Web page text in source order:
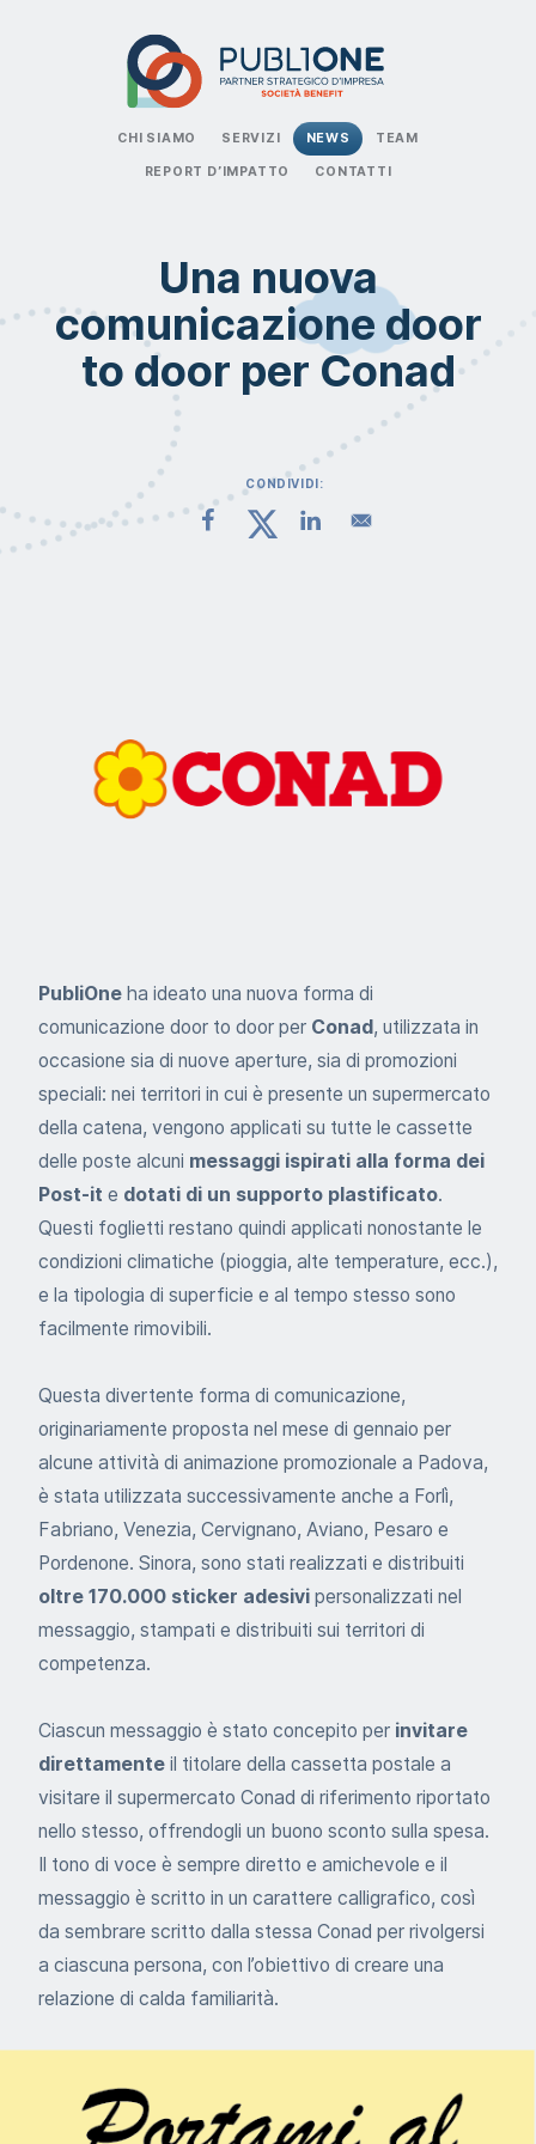
CHI SIAMO SERVIZI NEWS TEAM
REPORT D’IMPATTO CONTATTI
Una nuova
comunicazione door
to door per Conad
CONDIVIDI:
PubliOne ha ideato una nuova forma di
comunicazione door to door per Conad , utilizzata in
occasione sia di nuove aperture, sia di promozioni
speciali: nei territori in cui è presente un supermercato
della catena, vengono applicati su tutte le cassette
delle poste alcuni messaggi ispirati alla forma dei
Post-it e dotati di un supporto plastificato.
Questi foglietti restano quindi applicati nonostante le
condizioni climatiche (pioggia, alte temperature, ecc.),
e la tipologia di superficie e al tempo stesso sono
facilmente rimovibili.
Questa divertente forma di comunicazione,
originariamente proposta nel mese di gennaio per
alcune attività di animazione promozionale a Padova,
è stata utilizzata successivamente anche a Forlì,
Fabriano, Venezia, Cervignano, Aviano, Pesaro e
Pordenone. Sinora, sono stati realizzati e distribuiti
oltre 170.000 sticker adesivi personalizzati nel
messaggio, stampati e distribuiti sui territori di
competenza.
Ciascun messaggio è stato concepito per invitare
direttamenteil titolare della cassetta postale a
visitare il supermercato Conad di riferimento riportato
nello stesso, offrendogli un buono sconto sulla spesa.
Il tono di voce è sempre diretto e amichevole e il
messaggio è scritto in un carattere calligrafico, così
da sembrare scritto dalla stessa Conad per rivolgersi
a ciascuna persona, con l’obiettivo di creare una
relazione di calda familiarità.